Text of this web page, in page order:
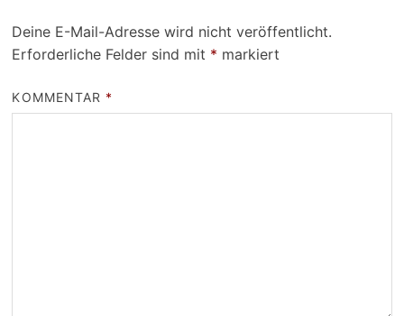
Deine E-Mail-Adresse wird nicht veröffentlicht.
Erforderliche Felder sind mit * markiert
KOMMENTAR *